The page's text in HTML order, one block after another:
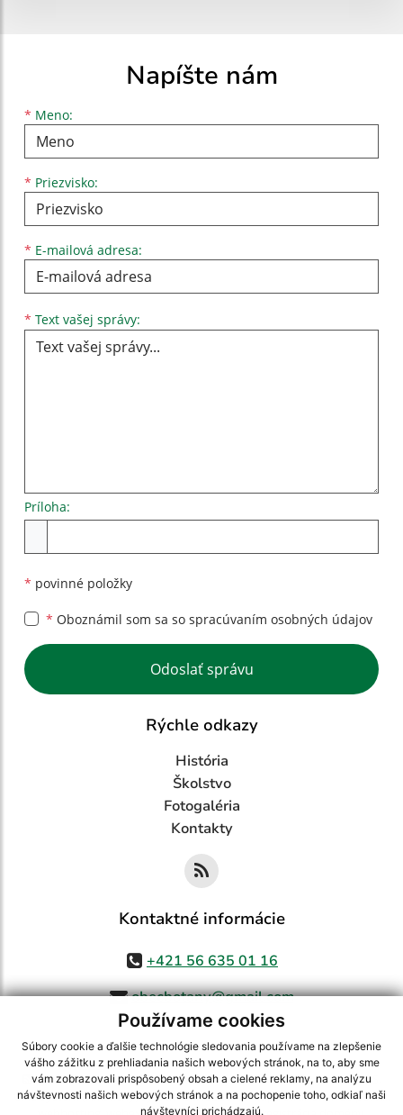
Používame cookies
Súbory cookie a ďalšie technológie sledovania používame na zlepšenie
vášho zážitku z prehliadania našich webových stránok, na to, aby sme
vám zobrazovali prispôsobený obsah a cielené reklamy, na analýzu
návštevnosti našich webových stránok a na pochopenie toho, odkiaľ naši
návštevníci prichádzajú.
Napíšte nám
* Meno:
Meno
* Priezvisko:
Priezvisko
* E-mailová adresa:
E-mailová adresa
* Text vašej správy:
Príloha:
* povinné položky
* Oboznámil som sa so spracúvaním osobných údajov
Google reCaptcha Response
Odoslať správu
Rýchle odkazy
História
Školstvo
Fotogaléria
Kontakty
Kontaktné informácie
+421 56 635 01 16
obecbotany@gmail.com
využite možnosť získavania aktuálnych informácií s využitím RSS
CMS systém (redakčný) systém ECHELON 2,Mapa stránok,web portál